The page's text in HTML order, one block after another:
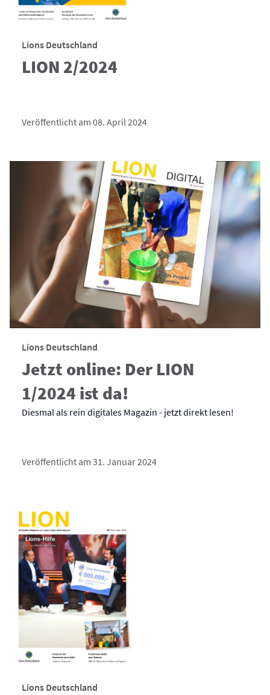
Lions Deutschland
LION 2/2024
Veröffentlicht am 08. April 2024
Lions Deutschland
Jetzt online: Der LION
1/2024 ist da!
Diesmal als rein digitales Magazin - jetzt direkt lesen!
Veröffentlicht am 31. Januar 2024
Lions Deutschland